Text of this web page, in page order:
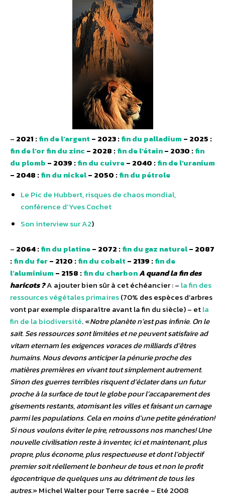
– 2021 :fin de l’argent – 2023 :fin du palladium– 2025 :
fin de l’orfin du zinc – 2028 :fin de l’étain– 2030 :fin
du plomb – 2039 :fin du cuivre– 2040 :fin de l’uranium
– 2048 :fin du nickel– 2050 :fin du pétrole
Le Pic de Hubbert, risques de chaos mondial,
conférence d’Yves Cochet
Son interview sur A2)
– 2064 :fin du platine– 2072 :fin du gaz naturel– 2087
:fin du fer– 2120 :fin du cobalt – 2139 :fin de
l’aluminium– 2158 :fin du charbonA quand la fin des
haricots ?A ajouter bien sûr à cet échéancier : – la fin des
ressources végétales primaires(70% des espèces d’arbres
vont par exemple disparaître avant la fin du siècle) – etla
fin de la biodiversité. «Notre planète n’est pas infinie. On le
sait. Ses ressources sont limitées et ne peuvent satisfaire ad
vitam eternam les exigences voraces de milliards d’êtres
humains. Nous devons anticiper la pénurie proche des
matières premières en vivant tout simplement autrement.
Sinon des guerres terribles risquent d’éclater dans un futur
proche à la surface de tout le globe pour l’accaparement des
gisements restants, atomisant les villes et faisant un carnage
parmi les populations. Cela en moins d’une petite génération!
Si nous voulons éviter le pire, retroussons nos manches! Une
nouvelle civilisation reste à inventer, ici et maintenant, plus
propre, plus économe, plus respectueuse et dont l’objectif
premier soit réellement le bonheur de tous et non le profit
égocentrique de quelques uns au détriment de tous les
autres.» Michel Walter pour Terre sacrée – Eté 2008